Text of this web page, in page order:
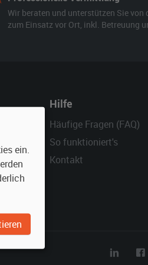
Wir beraten und unterstützen Sie von
zum Einsatz vor Ort, inkl. Betreuung
Hilfe
Häufige Fragen (FAQ)
So funktioniert's
Kontakt
ein.